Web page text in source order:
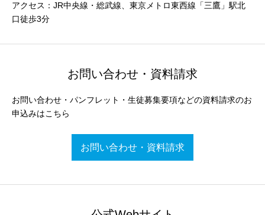
アクセス：JR中央線・総武線、東京メトロ東西線「三鷹」駅北
口徒歩3分
お問い合わせ・資料請求
お問い合わせ・パンフレット・生徒募集要項などの資料請求のお
申込みはこちら
お問い合わせ・資料請求